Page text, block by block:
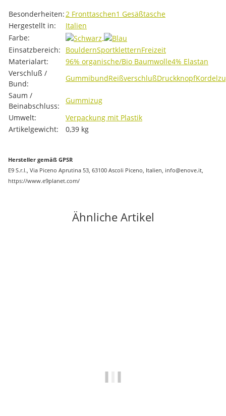
Produkteigenschaft
Wert
Besonderheiten: 2 Fronttaschen1 Gesäßtasche
Hergestellt in:
Italien
Farbe:
Einsatzbereich:
BouldernSportkletternFreizeit
Materialart:
96% organische/Bio Baumwolle4% Elastan
Verschluß /
Bund:
GummibundReißverschlußDruckknopf
Saum /
Beinabschluss:
Gummizug
Umwelt:
Verpackung mit Plastik
Artikelgewicht:
0,39 kg
Hersteller gemäß GPSR
E9 S.r.l., Via Piceno Aprutina 53, 63100 Ascoli Piceno, Italien, info@enove.it,
https://www.e9planet.com/
Ähnliche Artikel